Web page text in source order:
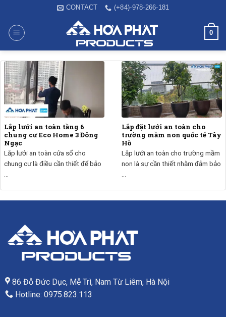
content
CONTACT (+84)-978-266-181
0
Lắp lưới an toàn tầng 6
chung cư Eco Home 3 Đông
Ngạc
Lắp lưới an toàn cửa sổ cho
chung cư là điều cần thiết để bảo
Lắp đặt lưới an toàn cho
trường mầm non quốc tế Tây
Hồ
Lắp lưới an toàn cho trường mầm
non là sự cần thiết nhằm đảm bảo
86 Đỗ Đức Dục, Mễ Trì, Nam Từ Liêm, Hà Nội
Hotline: 0975.823.113